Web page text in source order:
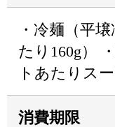
・冷麺（平
たり160g）
トあたりス
消費期限